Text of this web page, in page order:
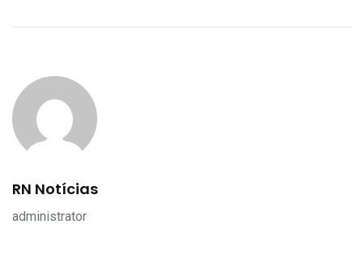
RN Notícias
administrator